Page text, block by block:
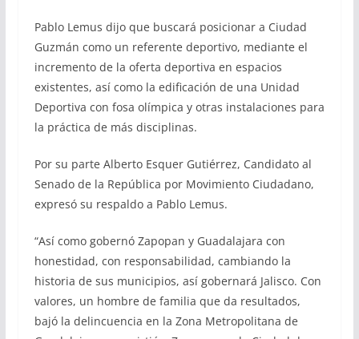
Pablo Lemus dijo que buscará posicionar a Ciudad
Guzmán como un referente deportivo, mediante el
incremento de la oferta deportiva en espacios
existentes, así como la edificación de una Unidad
Deportiva con fosa olímpica y otras instalaciones para
la práctica de más disciplinas.
Por su parte Alberto Esquer Gutiérrez, Candidato al
Senado de la República por Movimiento Ciudadano,
expresó su respaldo a Pablo Lemus.
“Así como gobernó Zapopan y Guadalajara con
honestidad, con responsabilidad, cambiando la
historia de sus municipios, así gobernará Jalisco. Con
valores, un hombre de familia que da resultados,
bajó la delincuencia en la Zona Metropolitana de